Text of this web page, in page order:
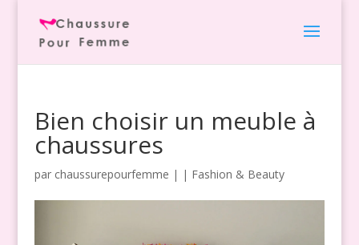
Bien choisir un meuble à
chaussures
par chaussurepourfemme | | Fashion & Beauty